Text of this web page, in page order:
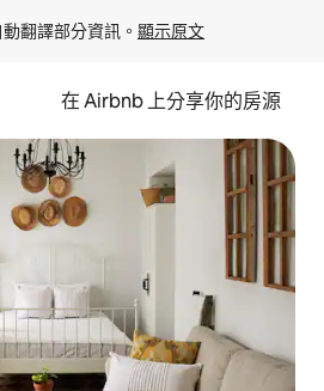
翻譯部分資訊。 顯示原文
在 Airbnb 上分享你的房源